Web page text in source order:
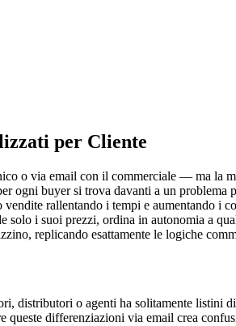
per Cliente
o via email con il commerciale — ma la
ogni buyer si trova davanti a un problema
rallentando i tempi e aumentando i
i suoi prezzi, ordina in autonomia a
replicando esattamente le logiche
distributori o agenti ha solitamente listini
differenziazioni via email crea